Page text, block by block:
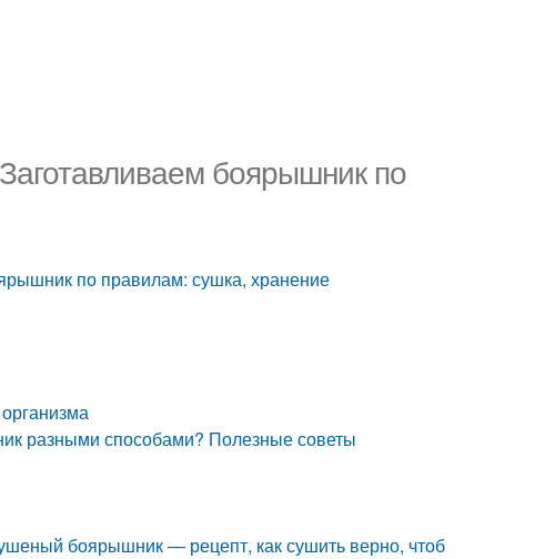
боярышник по
по правилам: сушка, хранение
разными способами? Полезные советы
боярышник — рецепт, как сушить верно, чтоб